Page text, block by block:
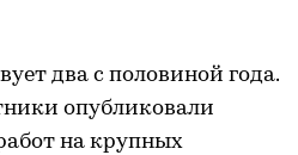
два с половиной года.
опубликовали
на крупных